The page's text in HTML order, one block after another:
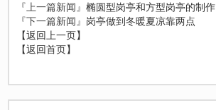
『上一篇新闻』椭圆型岗亭和方型岗亭的制作
『下一篇新闻』 岗亭做到冬暖夏凉靠两点
【返回上一页】
【返回首页】